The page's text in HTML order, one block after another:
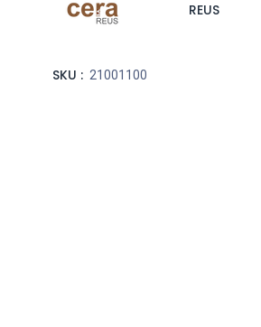
REUS
SKU : 21001100